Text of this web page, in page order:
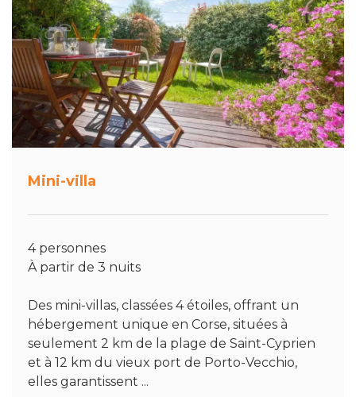
Mini-villa
4 personnes
À partir de 3 nuits
Des mini-villas, classées 4 étoiles, offrant un
hébergement unique en Corse, situées à
seulement 2 km de la plage de Saint-Cyprien
et à 12 km du vieux port de Porto-Vecchio,
elles garantissent ...